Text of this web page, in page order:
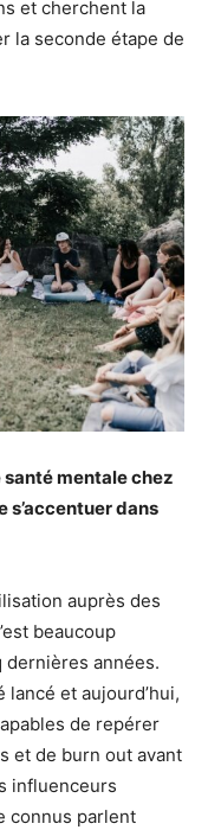
et cherchent la
la seconde étape de
mentale chez
s’accentuer dans
auprès des
beaucoup
années.
lancé et aujourd’hui,
de repérer
et de burn out avant
influenceurs
connus parlent